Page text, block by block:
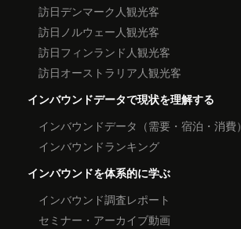
訪日デンマーク人観光客
訪日ノルウェー人観光客
訪日フィンランド人観光客
訪日オーストラリア人観光客
インバウンドデータで現状を理解する
インバウンドデータ（需要・宿泊・消費）
インバウンドランキング
インバウンドを体系的に学ぶ
インバウンド調査レポート
セミナー・アーカイブ動画